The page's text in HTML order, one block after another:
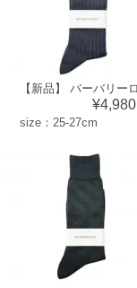
¥4,980
size：25-27cm